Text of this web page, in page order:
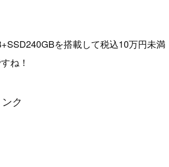
を搭載して税込10万円未満
ね！
ク